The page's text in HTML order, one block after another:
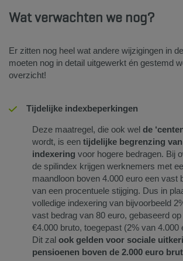
Wat verwachten we nog?
Er zitten nog heel wat andere wijzigingen in
moeten nog in detail uitgewerkt én gestemd
overzicht!
Tijdelijke indexbeperkingen
Deze maatregel, die ook wel de
wordt, is een tijdelijke begrenzing
indexering voor hogere bedragen. Bij
de spilindex krijgen werknemers met
maandloon boven 4.000 euro een vast
van een procentuele stijging. Dus in
volledige indexering van bijvoorbeeld
vast bedrag van 80 euro, gebaseerd
€4.000 bruto, toegepast (2% van 4.000
Dit zal ook gelden voor sociale
pensioenen boven de 2.000 euro